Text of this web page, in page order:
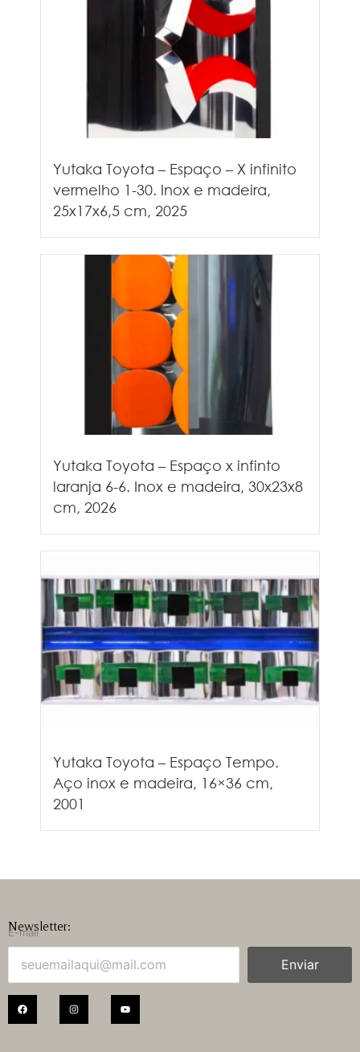
Yutaka Toyota – Espaço – X infinito
vermelho 1-30. Inox e madeira,
25x17x6,5 cm, 2025
Yutaka Toyota – Espaço x infinto
laranja 6-6. Inox e madeira, 30x23x8
cm, 2026
Yutaka Toyota – Espaço Tempo.
Aço inox e madeira, 16×36 cm,
2001
Newsletter:
E-mail
Enviar